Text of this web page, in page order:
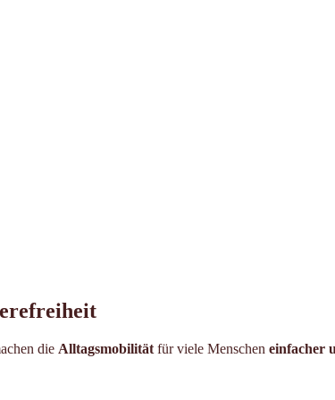
die Alltagsmobilität für viele Menschen einfacher